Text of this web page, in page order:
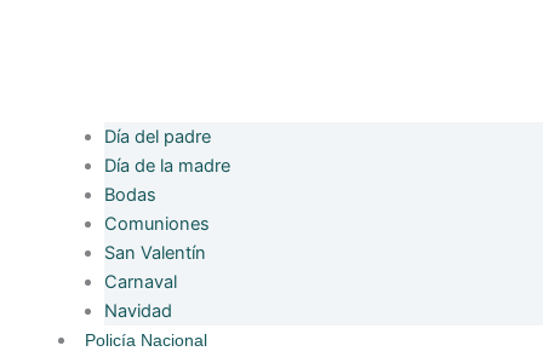
Día del padre
Día de la madre
Bodas
Comuniones
San Valentín
Carnaval
Navidad
Policía Nacional